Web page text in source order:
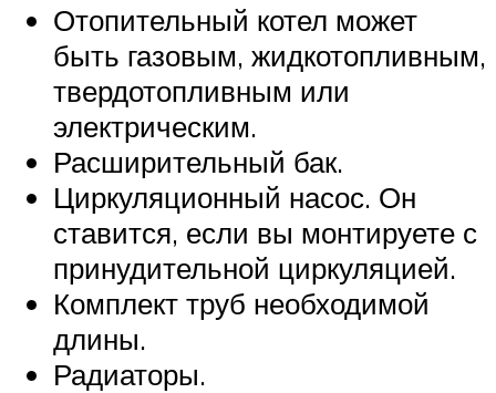
Отопительный котел может
быть газовым, жидкотопливным,
твердотопливным или
электрическим.
Расширительный бак.
Циркуляционный насос. Он
ставится, если вы монтируете с
принудительной циркуляцией.
Комплект труб необходимой
длины.
Радиаторы.